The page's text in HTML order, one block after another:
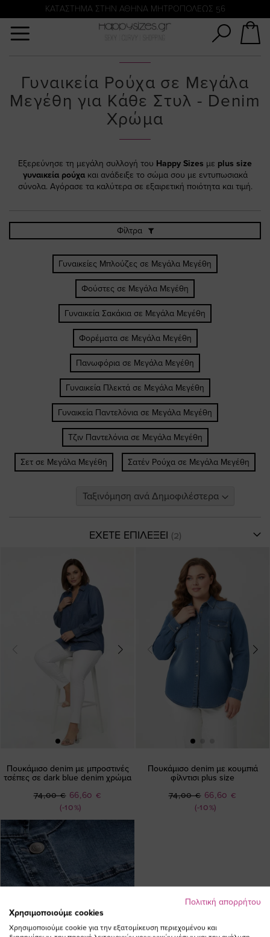
KATΑΣΤΗΜΑ ΣΤΗΝ ΑΘΗΝΑ ΜΗΤΡΟΠΟΛΕΩΣ 56
Γυναικεία Ρούχα σε Μεγάλα
Μεγέθη για Κάθε Στυλ - Denim
Χρώμα
Εξερεύνησε τη μεγάλη συλλογή του Happy Sizes με plus size
γυναικεία ρούχα και ανάδειξε το σώμα σου με εντυπωσιακά
σύνολα. Αγόρασε τα καλύτερα σε εξαιρετική ποιότητα και τιμή.
Φίλτρα
Γυναικείες Μπλούζες σε Μεγάλα Μεγέθη
Φούστες σε Μεγάλα Μεγέθη
Γυναικεία Σακάκια σε Μεγάλα Μεγέθη
Φορέματα σε Μεγάλα Μεγέθη
Πανωφόρια σε Μεγάλα Μεγέθη
Γυναικεία Πλεκτά σε Μεγάλα Μεγέθη
Γυναικεία Παντελόνια σε Μεγάλα Μεγέθη
Τζιν Παντελόνια σε Μεγάλα Μεγέθη
Σετ σε Μεγάλα Μεγέθη Σατέν Ρούχα σε Μεγάλα Μεγέθη
ΕΧΕΤΕ ΕΠΙΛΕΞΕΙ
Πουκάμισο denim με μπροστινές
τσέπες σε dark blue denim χρώμα
(-10%)
Ειδική
Τιμή
66,60 €
74,00 €
Πουκάμισο denim με κουμπιά
φίλντισι plus size
(-10%)
Ειδική
Τιμή
66,60 €
74,00 €
Αναζήτηση
Πολιτική απορρήτου
Χρησιμοποιούμε cookies
Χρησιμοποιούμε cookie για την εξατομίκευση περιεχομένου και